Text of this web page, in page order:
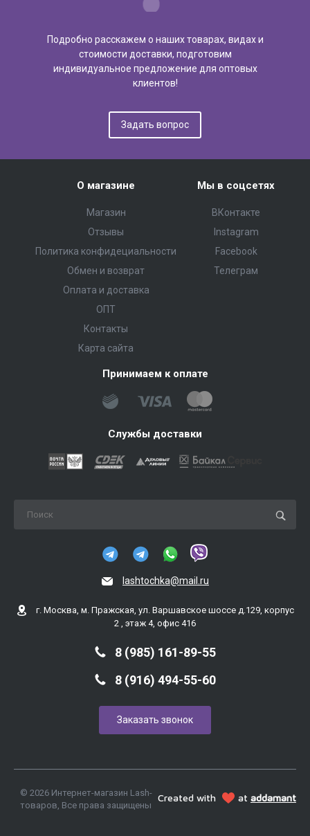
Подробно расскажем о наших товарах, видах и
стоимости доставки, подготовим
индивидуальное предложение для оптовых
клиентов!
Задать вопрос
О магазине
Магазин
Отзывы
Политика конфидециальности
Обмен и возврат
Оплата и доставка
ОПТ
Контакты
Карта сайта
Мы в соцсетях
ВКонтакте
Instagram
Facebook
Телеграм
Принимаем к оплате
Службы доставки
lashtochka@mail.ru
г. Москва, м. Пражская, ул. Варшавское шоссе д.129, корпус
2 , этаж 4, офис 416
8 (985) 161-89-55
8 (916) 494-55-60
Заказать звонок
© 2026 Интернет-магазин Lash-
товаров, Все права защищены
Created with at addamant